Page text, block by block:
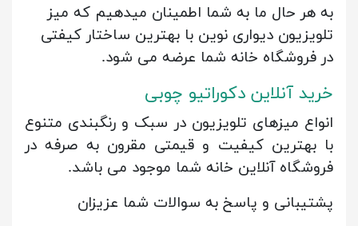
به هر حال ما به شما اطمینان میدهیم که میز
تلویزیون دیواری نوین با بهترین ساختار کیفتی
در فروشگاه خانه شما عرضه می شود.
خرید آنلاین دکوراتیو چوبی
انواع میزهای تلویزیون در سبک و رنگبندی متنوع
با بهترین کیفیت و قیمتی مقرون به صرفه در
فروشگاه آنلاین خانه شما موجود می باشد.
پشتیبانی و پاسخ به سوالات شما عزیزان